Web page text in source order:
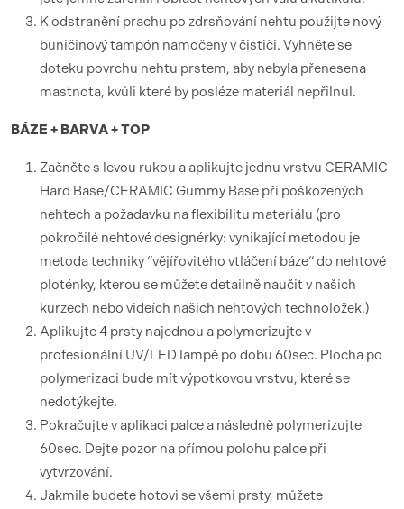
K odstranění prachu po zdrsňování nehtu použijte nový
buničinový tampón namočený v čističi. Vyhněte se
doteku povrchu nehtu prstem, aby nebyla přenesena
mastnota, kvůli které by posléze materiál nepřilnul.
BÁZE + BARVA + TOP
Začněte s levou rukou a aplikujte jednu vrstvu CERAMIC
Hard Base/CERAMIC Gummy Base při poškozených
nehtech a požadavku na flexibilitu materiálu (pro
pokročilé nehtové designérky: vynikající metodou je
metoda techniky “vějířovitého vtláčení báze“ do nehtové
ploténky, kterou se můžete detailně naučit v našich
kurzech nebo videích našich nehtových technoložek.)
Aplikujte 4 prsty najednou a polymerizujte v
profesionální UV/LED lampě po dobu 60sec. Plocha po
polymerizaci bude mít výpotkovou vrstvu, které se
nedotýkejte.
Pokračujte v aplikaci palce a následně polymerizujte
60sec. Dejte pozor na přímou polohu palce při
vytvrzování.
Jakmile budete hotovi se všemi prsty, můžete